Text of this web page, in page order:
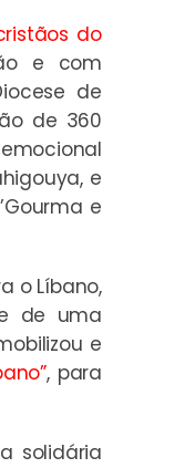
do
e com
de
de 360
e
e
o Líbano,
de uma
e
, para
solidária